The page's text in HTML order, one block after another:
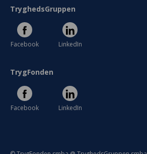
Se hele evaluering
TryghedsGruppen
Facebook LinkedIn
TrygFonden
Facebook LinkedIn